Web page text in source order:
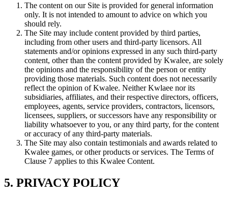
The content on our Site is provided for general information
only. It is not intended to amount to advice on which you
should rely.
The Site may include content provided by third parties,
including from other users and third-party licensors. All
statements and/or opinions expressed in any such third-party
content, other than the content provided by Kwalee, are solely
the opinions and the responsibility of the person or entity
providing those materials. Such content does not necessarily
reflect the opinion of Kwalee. Neither Kwlaee nor its
subsidiaries, affiliates, and their respective directors, officers,
employees, agents, service providers, contractors, licensors,
licensees, suppliers, or successors have any responsibility or
liability whatsoever to you, or any third party, for the content
or accuracy of any third-party materials.
The Site may also contain testimonials and awards related to
Kwalee games, or other products or services. The Terms of
Clause 7 applies to this Kwalee Content.
5. PRIVACY POLICY